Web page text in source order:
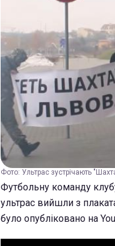
Фото: Ультрас зустрічають
Футбольну команду
ультрас вийшли з
було опубліковано на